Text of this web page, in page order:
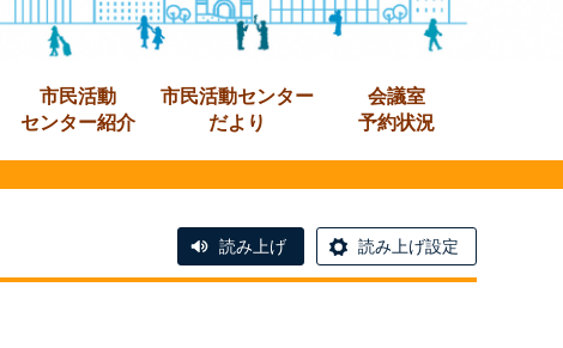
市民活動
センター紹介
市民活動センター
だより
会議室
予約状況
読み上げ 読み上げ設定